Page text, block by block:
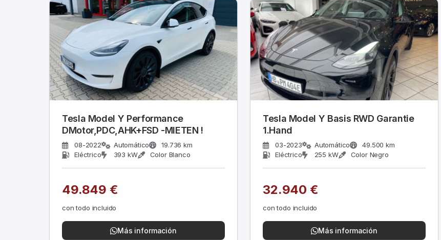
Tesla Model Y Performance
DMotor,PDC,AHK+FSD -MIETEN !
08-2022 Automático
19.736 km
Eléctrico
393 kW Color Blanco
49.849 €
con todo incluido
Más información
Tesla Model Y Basis RWD Garantie
1.Hand
03-2023 Automático
49.500 km
Eléctrico
255 kW Color Negro
32.940 €
con todo incluido
Más información